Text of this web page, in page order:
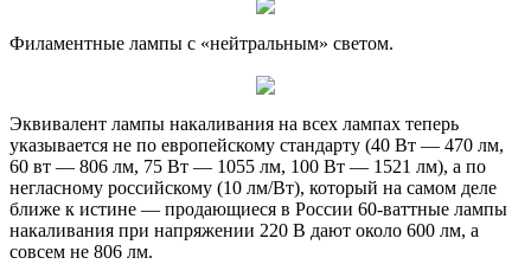
Филаментные лампы с «нейтральным» светом.
Эквивалент лампы накаливания на всех лампах теперь
указывается не по европейскому стандарту (40 Вт — 470 лм,
60 вт — 806 лм, 75 Вт — 1055 лм, 100 Вт — 1521 лм), а по
негласному российскому (10 лм/Вт), который на самом деле
ближе к истине — продающиеся в России 60-ваттные лампы
накаливания при напряжении 220 В дают около 600 лм, а
совсем не 806 лм.